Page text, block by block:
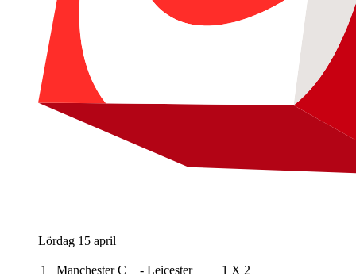
Lördag 15 april
1 Manchester C - Leicester 1 X 2